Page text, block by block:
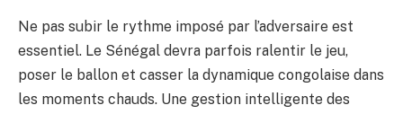
Ne pas subir le rythme imposé par l’adversaire est
essentiel. Le Sénégal devra parfois ralentir le jeu,
poser le ballon et casser la dynamique congolaise dans
les moments chauds. Une gestion intelligente des